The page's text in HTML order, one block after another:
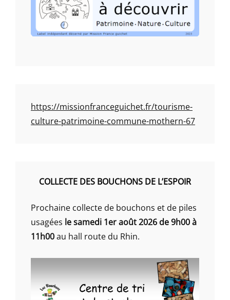
https://missionfranceguichet.fr/tourisme-
culture-patrimoine-commune-mothern-67
COLLECTE DES BOUCHONS DE L’ESPOIR
Prochaine collecte de bouchons et de piles
usagées le samedi 1er août 2026 de 9h00 à
11h00au hall route du Rhin.